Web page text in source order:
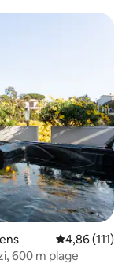
Évaluation
4,86 (111)
600 m plage